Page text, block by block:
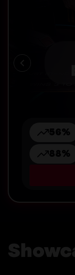
56%
88%
23%
160%
55%
95%
56%
88%
23%
160%
55%
95%
56%
88%
23%
160%
55%
95%
56%
88%
23%
160%
55%
95%